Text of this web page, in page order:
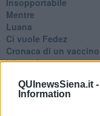
QUInewsSiena.it -
Information
​Mentre
Luana
​Ci vuole Fedez
​Cronaca di un
​Liberazione
Vaxzevria
Nazionali